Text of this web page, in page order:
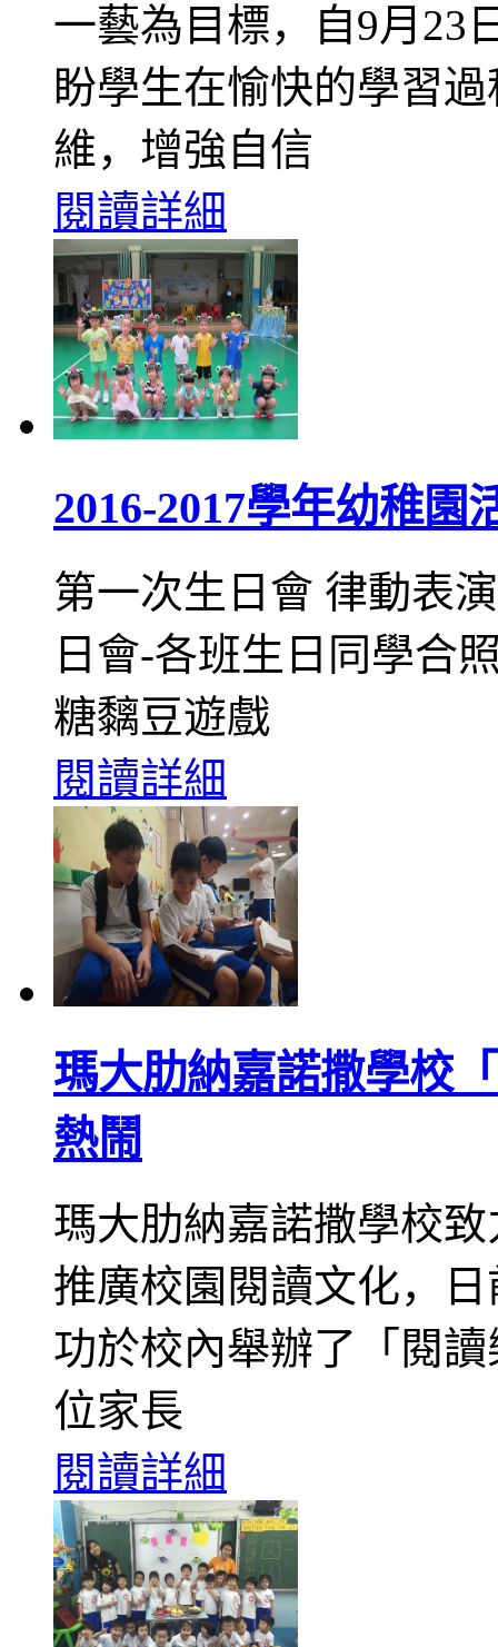
一藝為目標，自9月23
盼學生在愉快的學習
維，增強自信
閱讀詳細
2016-2017學年幼稚園
第一次生日會 律動表
日會-各班生日同學合
糖黐豆遊戲
閱讀詳細
瑪大肋納嘉諾撒學校
熱鬧
瑪大肋納嘉諾撒學校
推廣校園閱讀文化，
功於校內舉辦了「閱
位家長
閱讀詳細